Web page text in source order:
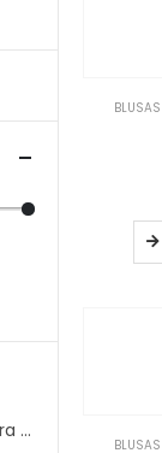
Vedetina Cintura Bicolor